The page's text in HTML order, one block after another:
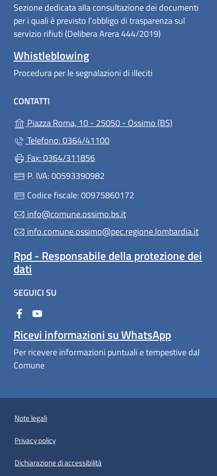
Sezione dedicata alla consultazione dei documenti
per i quali è previsto l'obbligo di trasparenza sul
servizio rifiuti (Delibera Arera 444/2019)
Whistleblowing
Procedura per le segnalazioni di illeciti
CONTATTI
Piazza Roma, 10 - 25050 - Ossimo (BS)
Telefono: 0364/41100
Fax: 0364/311856
P. IVA: 00593390982
Codice fiscale: 00975860172
info@comune.ossimo.bs.it
info.comune.ossimo@pec.regione.lombardia.it
Rpd - Responsabile della protezione dei
dati
SEGUICI SU
Ricevi informazioni su WhatsApp
Per ricevere informazioni puntuali e tempestive dal
Comune
Note legali
Privacy policy
Dichiarazione di accessibilità